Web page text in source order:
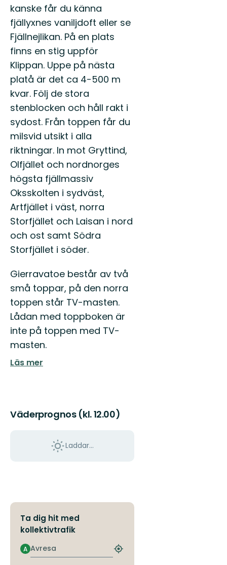
kanske får du känna
fjällyxnes vaniljdoft eller se
Fjällnejlikan. På en plats
finns en stig uppför
Klippan. Uppe på nästa
platå är det ca 4-500 m
kvar. Följ de stora
stenblocken och håll rakt i
sydost. Från toppen får du
milsvid utsikt i alla
riktningar. In mot Gryttind,
Olfjället och nordnorges
högsta fjällmassiv
Oksskolten i sydväst,
Artfjället i väst, norra
Storfjället och Laisan i nord
och ost samt Södra
Storfjället i söder.
Gierravatoe består av två
små toppar, på den norra
toppen står TV-masten.
Lådan med toppboken är
inte på toppen med TV-
masten.
Läs mer
Väderprognos (kl. 12.00)
Laddar...
Ta dig hit med
kollektivtrafik
Avresa
A
Hitta